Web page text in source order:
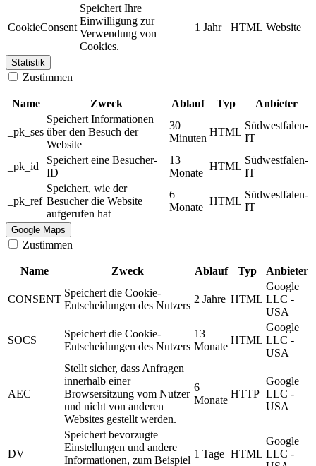
CookieConsent
Speichert Ihre
Einwilligung zur
Verwendung von
Cookies.
1 Jahr HTML Website
Statistik
Zustimmen
Name Zweck Ablauf Typ Anbieter
_pk_ses
Speichert Informationen
über den Besuch der
Website
30
Minuten
HTML
Südwestfalen-
IT
_pk_id
Speichert eine Besucher-
ID
13
Monate
HTML
Südwestfalen-
IT
_pk_ref
Speichert, wie der
Besucher die Website
aufgerufen hat
6
Monate
HTML
Südwestfalen-
IT
Google Maps
Zustimmen
Name Zweck Ablauf Typ Anbieter
CONSENT
Speichert die Cookie-
Entscheidungen des Nutzers
2 Jahre HTML
Google
LLC -
USA
SOCS
Speichert die Cookie-
Entscheidungen des Nutzers
13
Monate
HTML
Google
LLC -
USA
AEC
Stellt sicher, dass Anfragen
innerhalb einer
Browsersitzung vom Nutzer
und nicht von anderen
Websites gestellt werden.
6
Monate
HTTP
Google
LLC -
USA
DV
Speichert bevorzugte
Einstellungen und andere
Informationen, zum Beispiel
1 Tage HTML
Google
LLC -